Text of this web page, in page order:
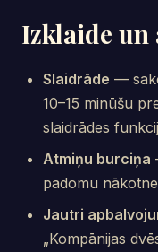
Izklaide
Slaidrāde —
10–15 minūšu
slaidrādes
Atmiņu burciņa
padomu
Jautri
„Kompānijas